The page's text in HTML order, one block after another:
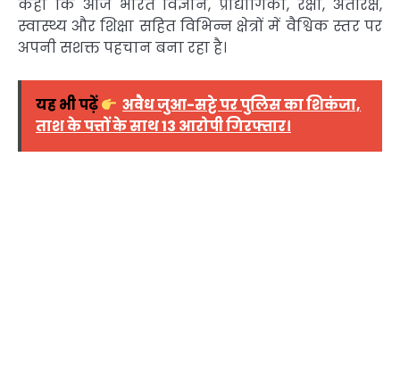
कहा कि आज भारत विज्ञान, प्रौद्योगिकी, रक्षा, अंतरिक्ष,
स्वास्थ्य और शिक्षा सहित विभिन्न क्षेत्रों में वैश्विक स्तर पर
अपनी सशक्त पहचान बना रहा है।
यह भी पढ़ें
अवैध जुआ-सट्टे पर पुलिस का शिकंजा,
ताश के पत्तों के साथ 13 आरोपी गिरफ्तार।